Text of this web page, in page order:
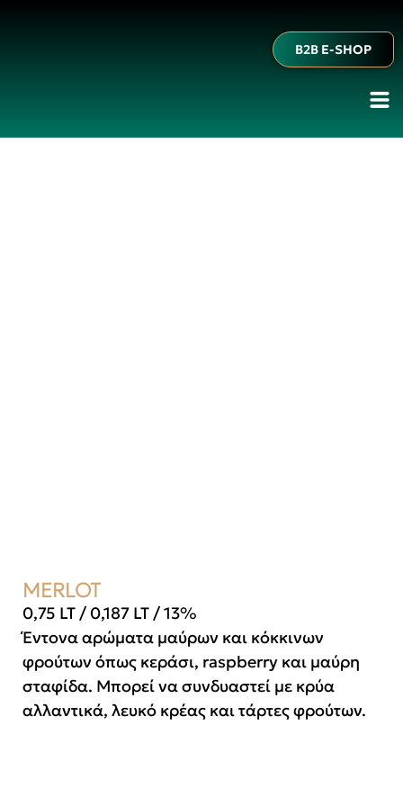
B2B E-SHOP
MERLOT
0,75 LT / 0,187 LT / 13%
Έντονα αρώματα μαύρων και κόκκινων
φρούτων όπως κεράσι, raspberry και μαύρη
σταφίδα. Μπορεί να συνδυαστεί με κρύα
αλλαντικά, λευκό κρέας και τάρτες φρούτων.